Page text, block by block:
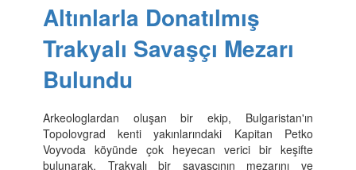
Altınlarla Donatılmış
Trakyalı Savaşçı Mezarı
Bulundu
Arkeologlardan oluşan bir ekip, Bulgaristan'ın
Topolovgrad kenti yakınlarındaki Kapitan Petko
Voyvoda köyünde çok heyecan verici bir keşifte
bulunarak, Trakyalı bir savaşçının mezarını ve